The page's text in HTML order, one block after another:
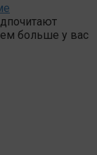
больше у вас